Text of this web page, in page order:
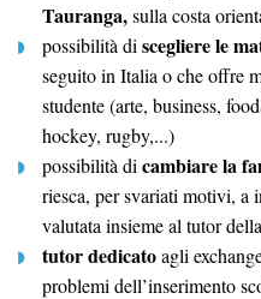
Tauranga,sulla costa
possibilità di scegliere le
seguito in Italia o che offre
studente (arte, business,
hockey, rugby,...)
possibilità di cambiare la
riesca, per svariati motivi, a
valutata insieme al tutor
tutor dedicatoagli
problemi dell’inserimento